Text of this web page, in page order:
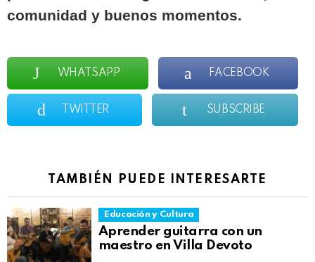
comunidad y buenos momentos.
WHATSAPP FACEBOOK
TWITTER SUBSCRIBE
TAMBIÉN PUEDE INTERESARTE
Educación y Cultura
Aprender guitarra con un
maestro en Villa Devoto